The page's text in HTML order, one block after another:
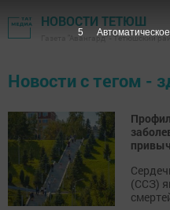
НОВОСТИ ТЕТЮШ
Газета "Авангард" - Тетюшский
Новости с тегом -
(ССЗ)
5